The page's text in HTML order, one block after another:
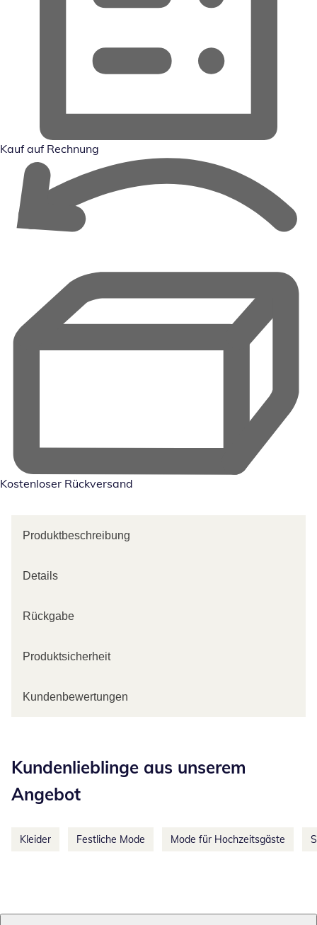
Kauf auf Rechnung
Kostenloser Rückversand
Produktbeschreibung
Details
Rückgabe
Produktsicherheit
Kundenbewertungen
Kundenlieblinge aus unserem
Angebot
Kleider Festliche Mode Mode für Hochzeitsgäste